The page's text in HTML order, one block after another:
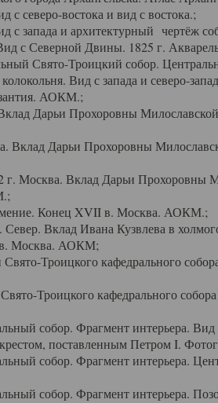
северо-востока и вид с востока.;
запада и архитектурный чертёж
с Северной Двины. 1825 г.
Свято-Троицкий собор.
Вид с запада и северо-
АОКМ.;
Дарьи Прохоровны
Дарьи Прохоровны
Москва. Вклад Дарьи Прохоровны
Конец XVII в. Москва. АОКМ.;
Вклад Ивана Кузвлева в
Москва. АОКМ;
Троицкого кафедрального
Троицкого кафедрального
собор. Фрагмент интерьера.
поставленным Петром I.
собор. Фрагмент интерьера.
собор. Фрагмент интерьера.